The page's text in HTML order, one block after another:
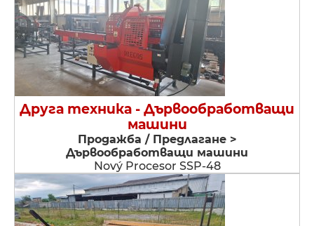
Друга техника - Дървообработващи
машини
Продажба / Предлагане >
Дървообработващи машини
Nový Procesor SSP-48